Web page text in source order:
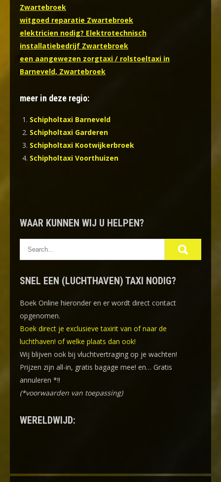
Zwartebroek
witgoed reparatie Zwartebroek
elektricien nodig? Elektrotechnisch
installatiebedrijf Zwartebroek
een aangewezen zorgtaxi / rolstoeltaxi in
Barneveld, Zwartebroek
meer in deze regio:
Schipholtaxi Barneveld
Schipholtaxi Garderen
Schipholtaxi Kootwijkerbroek
Schipholtaxi Voorthuizen
WAAR KUNNEN WIJ U HELPEN?
SNEL EEN (LUCHTHAVEN) TAXI NODIG?
Boek Online hieronder en er wordt direct contact
opgenomen.
Boek direct je exclusieve taxirit van of naar de
luchthaven! of welke plaats dan ook!
Wij blijven ook bij vluchtvertraging op je wachten!
Prijzen zijn all-in, gratis bagage mee! en… Gratis
annuleren *!!
(*voorwaarden van toepassing)
WERELDWIJD: